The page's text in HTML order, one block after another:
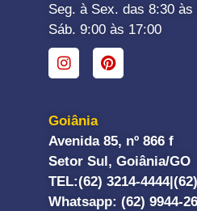
Seg. à Sex. das 8:30 às
Sáb. 9:00 às 17:00
Goiânia
Avenida 85, nº 866 f
Setor Sul, Goiânia/GO
TEL:(62) 3214-4444|
Whatsapp: (62) 9944-